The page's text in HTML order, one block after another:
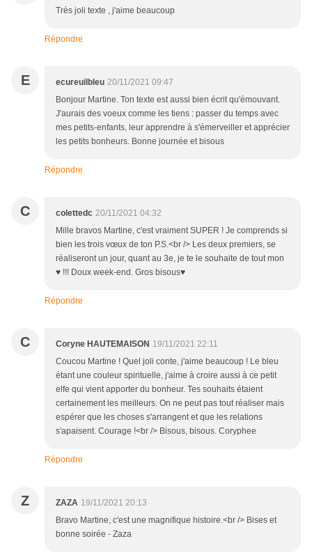
Très joli texte , j'aime beaucoup
Répondre
E ecureuilbleu 20/11/2021 09:47
Bonjour Martine. Ton texte est aussi bien écrit qu'émouvant.
J'aurais des voeux comme les tiens : passer du temps avec
mes petits-enfants, leur apprendre à s'émerveiller et apprécier
les petits bonheurs. Bonne journée et bisous
Répondre
C colettedc 20/11/2021 04:32
Mille bravos Martine, c'est vraiment SUPER ! Je comprends si
bien les trois vœux de ton P.S.<br /> Les deux premiers, se
réaliseront un jour, quant au 3e, je te le souhaite de tout mon
♥ !!! Doux week-end. Gros bisous♥
Répondre
C Coryne HAUTEMAISON 19/11/2021 22:11
Coucou Martine ! Quel joli conte, j'aime beaucoup ! Le bleu
étant une couleur spirituelle, j'aime à croire aussi à ce petit
elfe qui vient apporter du bonheur. Tes souhaits étaient
certainement les meilleurs. On ne peut pas tout réaliser mais
espérer que les choses s'arrangent et que les relations
s'apaisent. Courage !<br /> Bisous, bisous. Coryphee
Répondre
Z ZAZA 19/11/2021 20:13
Bravo Martine, c'est une magnifique histoire.<br /> Bises et
bonne soirée - Zaza